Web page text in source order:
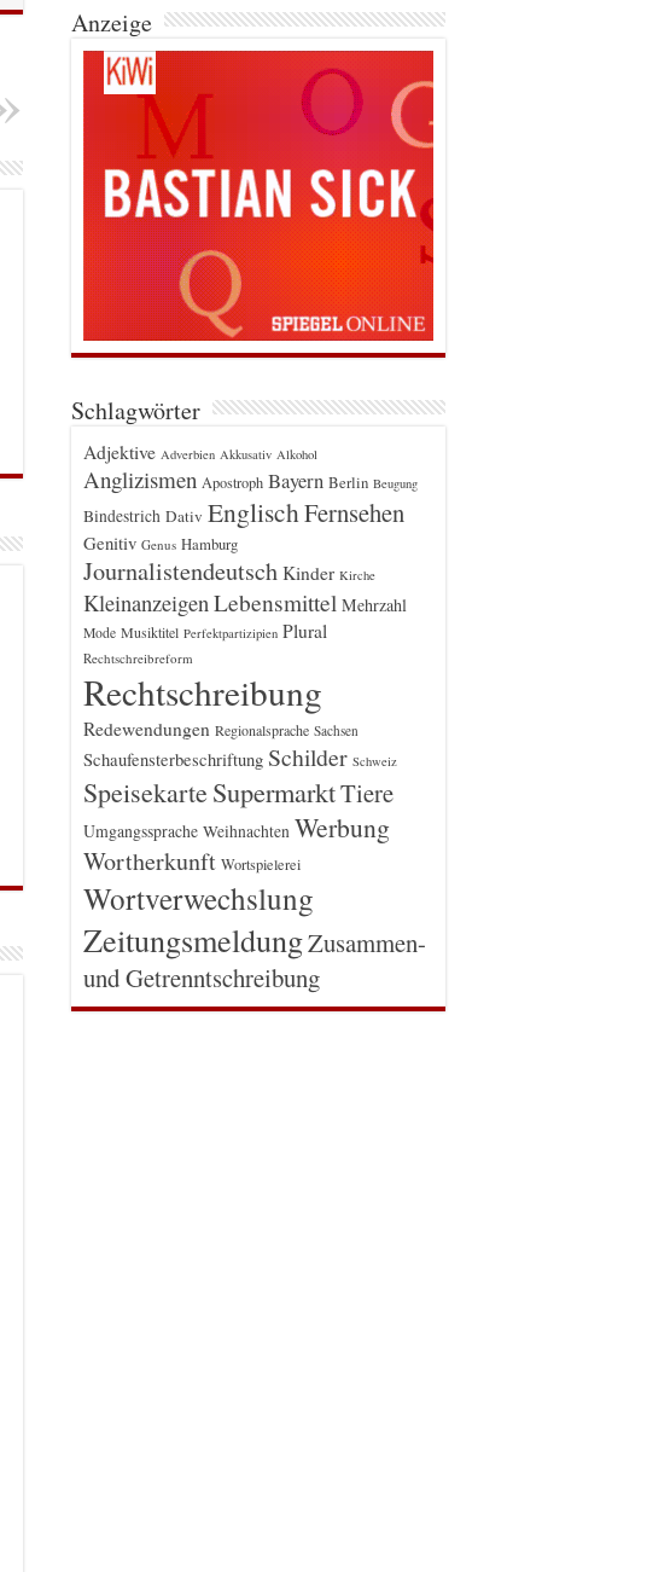
Anzeige
Schlagwörter
Adjektive Adverbien Akkusativ Alkohol
Anglizismen Apostroph Bayern Berlin Beugung
Bindestrich Dativ EnglischFernsehen
Genitiv Genus Hamburg
Journalistendeutsch Kinder Kirche
Kleinanzeigen Lebensmittel Mehrzahl
Mode Musiktitel Perfektpartizipien Plural
Rechtschreibreform
Rechtschreibung
Redewendungen Regionalsprache Sachsen
Schaufensterbeschriftung Schilder Schweiz
Speisekarte SupermarktTiere
Umgangssprache Weihnachten Werbung
Wortherkunft Wortspielerei
Wortverwechslung
ZeitungsmeldungZusammen-
und Getrenntschreibung